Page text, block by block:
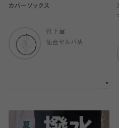
カバーソックス
靴下屋
仙台セルバ店